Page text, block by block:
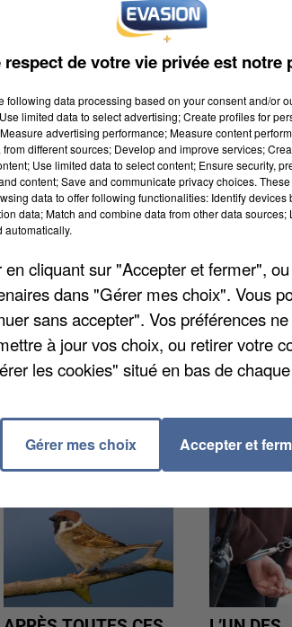
largement relayé sur TikTok.
contre le conducteur,
respect de votre vie privée est notre
following data processing based on your consent and/or
limited data to select advertising; Create profiles for
advertising performance; Measure content
different sources; Develop and improve services;
Use limited data to select content; Ensure security,
content; Save and communicate privacy choices.
data to offer following functionalities: Identify
data; Match and combine data from other data
automatically.
cliquant sur "Accepter et fermer",
dans "Gérer mes choix". Vous
sans accepter". Vos préférences
à jour vos choix, ou retirer votre
les cookies" situé en bas de
Gérer mes choix Accepter et